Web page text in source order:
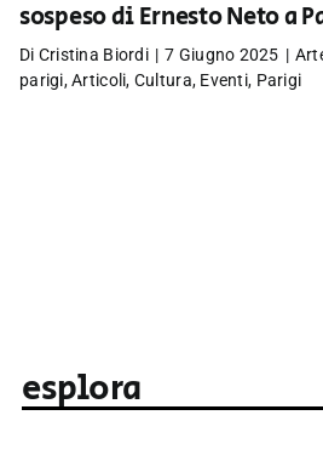
sospeso di Ernesto Neto a
Di Cristina Biordi | 7 Giugno 2025 |
parigi,Articoli, Cultura, Eventi, Parigi
esplora